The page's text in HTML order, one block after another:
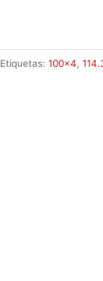
Etiquetas: 100x4,